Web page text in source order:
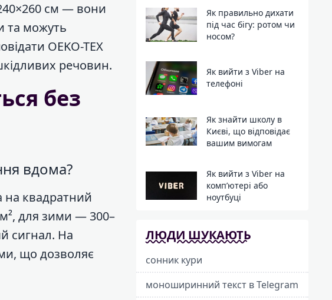
см — вони
та можуть
OEKO-TEX
речовин.
без
вдома?
на квадратний
м², для зими — 300–
сигнал. На
що дозволяє
Як правильно дихати
під час бігу: ротом чи
носом?
Як вийти з Viber на
телефоні
Як знайти школу в
Києві, що відповідає
вашим вимогам
Як вийти з Viber на
комп’ютері або
ноутбуці
ЛЮДИ ШУКАЮТЬ
сонник кури
моноширинний текст в Telegram